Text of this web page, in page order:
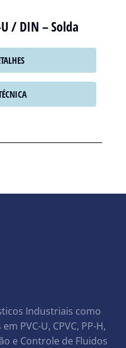
/ DIN – Solda
Industriais como
PVC-U, CPVC, PP-H,
e Controle de Fluidos